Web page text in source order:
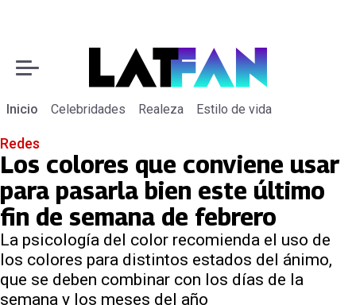
Inicio Celebridades Realeza Estilo de vida
Redes
Los colores que conviene usar
para pasarla bien este último
fin de semana de febrero
La psicología del color recomienda el uso de
los colores para distintos estados del ánimo,
que se deben combinar con los días de la
semana y los meses del año